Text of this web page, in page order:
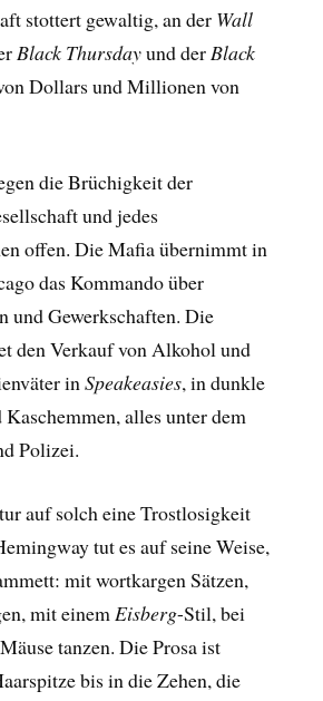
stottert gewaltig, an der Wall
Black Thursdayund der Black
Dollars und Millionen von
die Brüchigkeit der
und jedes
offen. Die Mafia übernimmt in
das Kommando über
und Gewerkschaften. Die
den Verkauf von Alkohol und
inSpeakeasies, in dunkle
alles unter dem
Polizei.
auf solch eine Trostlosigkeit
tut es auf seine Weise,
mit wortkargen Sätzen,
mit einemEisberg-Stil, bei
tanzen. Die Prosa ist
bis in die Zehen, die